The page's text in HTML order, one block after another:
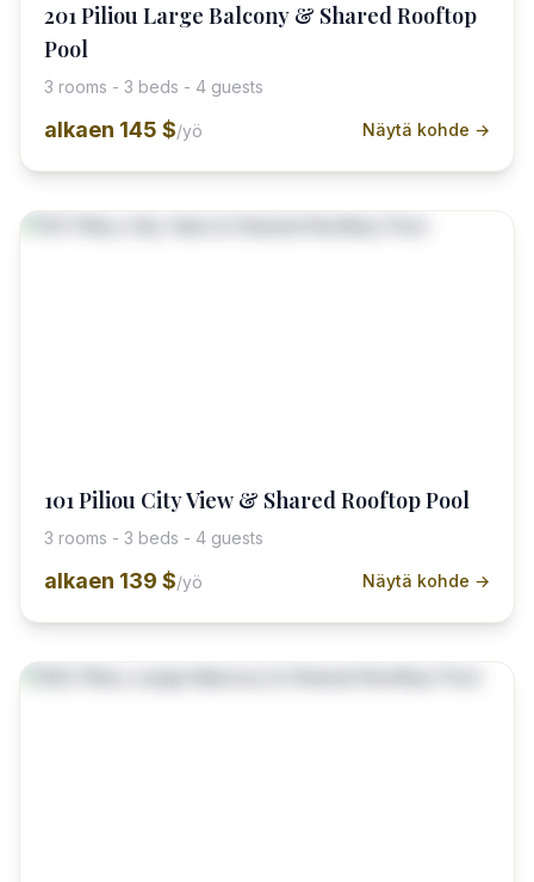
201 Piliou Large Balcony & Shared Rooftop
Pool
3 rooms - 3 beds - 4 guests
alkaen 145 $/yö Näytä kohde →
101 Piliou City View & Shared Rooftop Pool
3 rooms - 3 beds - 4 guests
alkaen 139 $/yö Näytä kohde →